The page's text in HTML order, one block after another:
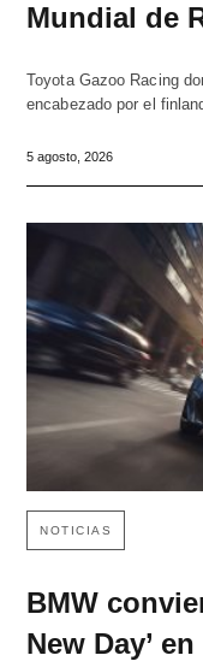
Mundial de
Toyota Gazoo Racing
encabezado por el
5 agosto, 2026
NOTICIAS
BMW
New Day’